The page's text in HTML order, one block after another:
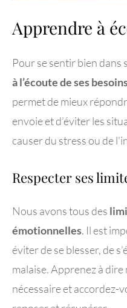
Apprendre à
Pour se sentir bien dans
à l’écoute de ses
permet de mieux
envoie et d’éviter les
causer du stress ou de
Respecter ses
Nous avons tous des
émotionnelles. Il est
éviter de se blesser, de
malaise. Apprenez à
nécessaire et accordez-